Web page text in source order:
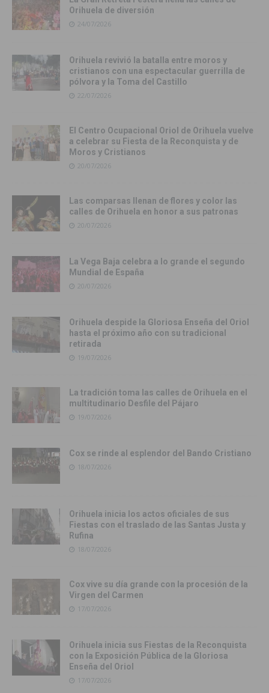
Orihuela de diversión
24/07/2026
Orihuela revivió la batalla entre moros y
cristianos con una espectacular guerrilla de
pólvora y la Toma del Castillo
22/07/2026
El Centro Ocupacional Oriol de Orihuela vuelve
a celebrar su Fiesta de la Reconquista y de
Moros y Cristianos
20/07/2026
Las comparsas llenan de flores y color las
calles de Orihuela en honor a sus patronas
20/07/2026
La Vega Baja celebra a lo grande el segundo
Mundial de España
20/07/2026
Orihuela despide la Gloriosa Enseña del Oriol
hasta el próximo año con su tradicional
retirada
19/07/2026
La tradición toma las calles de Orihuela en el
multitudinario Desfile del Pájaro
19/07/2026
Cox se rinde al esplendor del Bando Cristiano
18/07/2026
Orihuela inicia los actos oficiales de sus
Fiestas con el traslado de las Santas Justa y
Rufina
18/07/2026
Cox vive su día grande con la procesión de la
Virgen del Carmen
17/07/2026
Orihuela inicia sus Fiestas de la Reconquista
con la Exposición Pública de la Gloriosa
Enseña del Oriol
17/07/2026